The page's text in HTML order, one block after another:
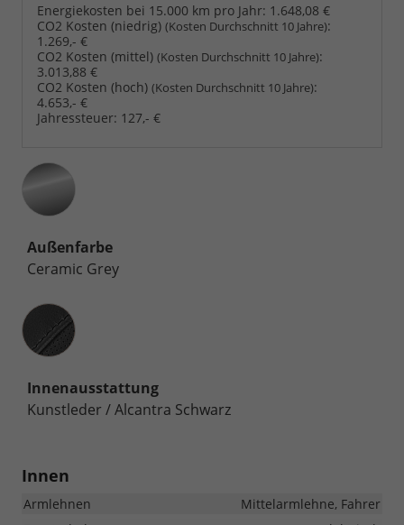
Energiekosten bei 15.000 km pro Jahr: 1.648,08 €
CO2 Kosten (niedrig) (Kosten Durchschnitt 10 Jahre):
1.269,- €
CO2 Kosten (mittel) (Kosten Durchschnitt 10 Jahre):
3.013,88 €
CO2 Kosten (hoch) (Kosten Durchschnitt 10 Jahre):
4.653,- €
Jahressteuer: 127,- €
Außenfarbe
Ceramic Grey
Innenausstattung
Innenausstattung
Kunstleder / Alcantra Schwarz
Innen
Armlehnen
Mittelarmlehne, Fahrer